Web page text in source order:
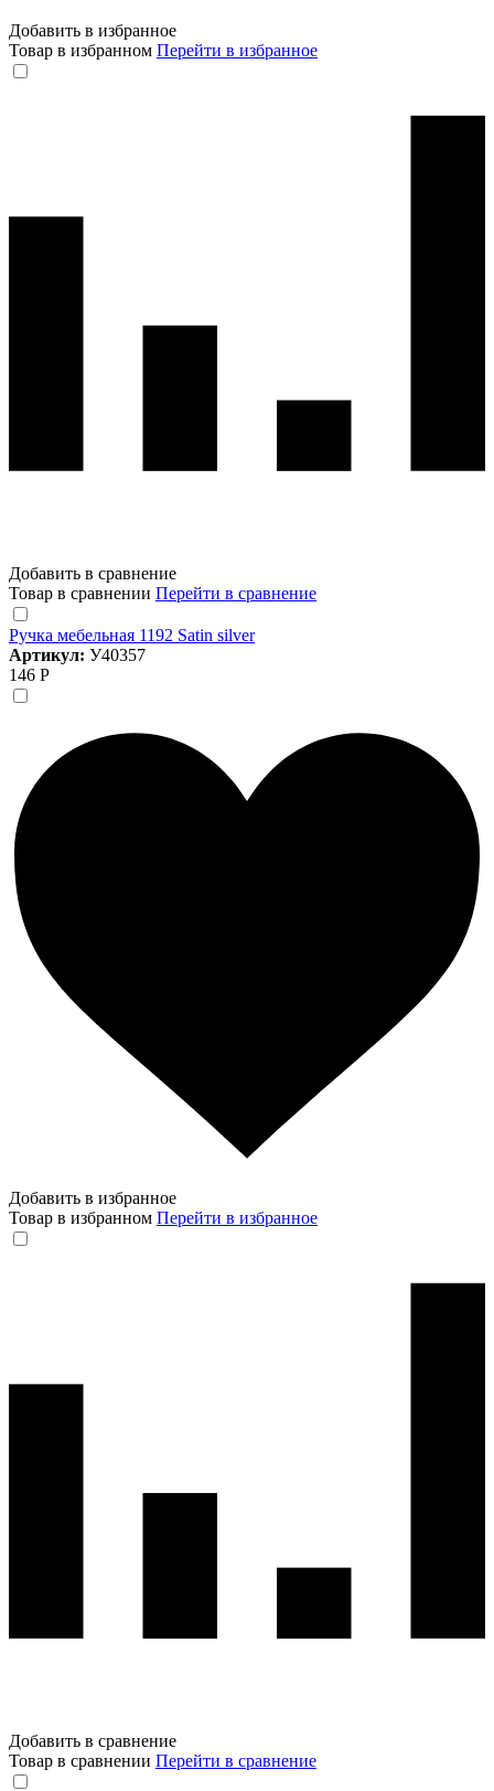
Добавить в избранное
Товар в избранном Перейти в избранное
Добавить в сравнение
Товар в сравнении Перейти в сравнение
Ручка мебельная 1192 Satin silver
Артикул: У40357
146 Р
Добавить в избранное
Товар в избранном Перейти в избранное
Добавить в сравнение
Товар в сравнении Перейти в сравнение